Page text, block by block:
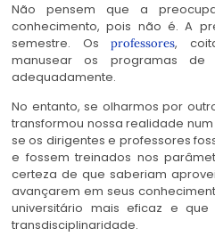
Não pensem que a
conhecimento, pois não é. A
semestre. Os professores,
manusear os programas de
adequadamente.
No entanto, se olharmos por
transformou nossa realidade
se os dirigentes e professores
e fossem treinados nos
certeza de que saberiam
avançarem em seus
universitário mais eficaz e
transdisciplinaridade.